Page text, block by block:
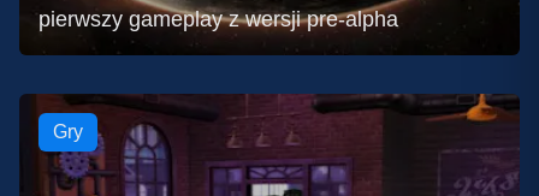
pierwszy gameplay z wersji pre-alpha
Gry